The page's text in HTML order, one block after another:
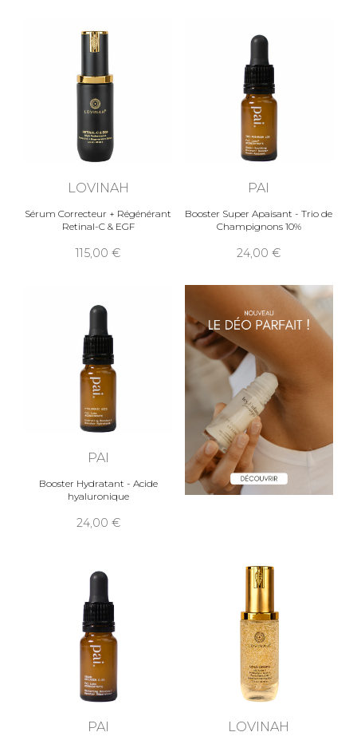
LOVINAH
Sérum Correcteur + Régénérant
Retinal-C & EGF
115,00
PAI
Booster Super Apaisant - Trio de
Champignons 10%
24,00
PAI
Booster Hydratant - Acide
hyaluronique
24,00
PAI LOVINAH